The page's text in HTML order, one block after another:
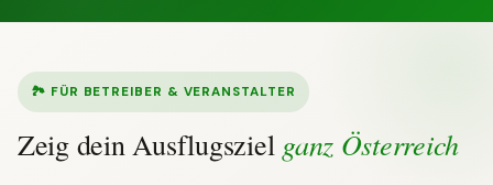
🏞 FÜR BETREIBER & VERANSTALTER
Zeig dein Ausflugsziel ganz Österreich